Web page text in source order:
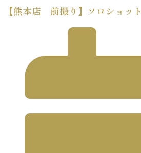
【熊本店 前撮り】ソロショット